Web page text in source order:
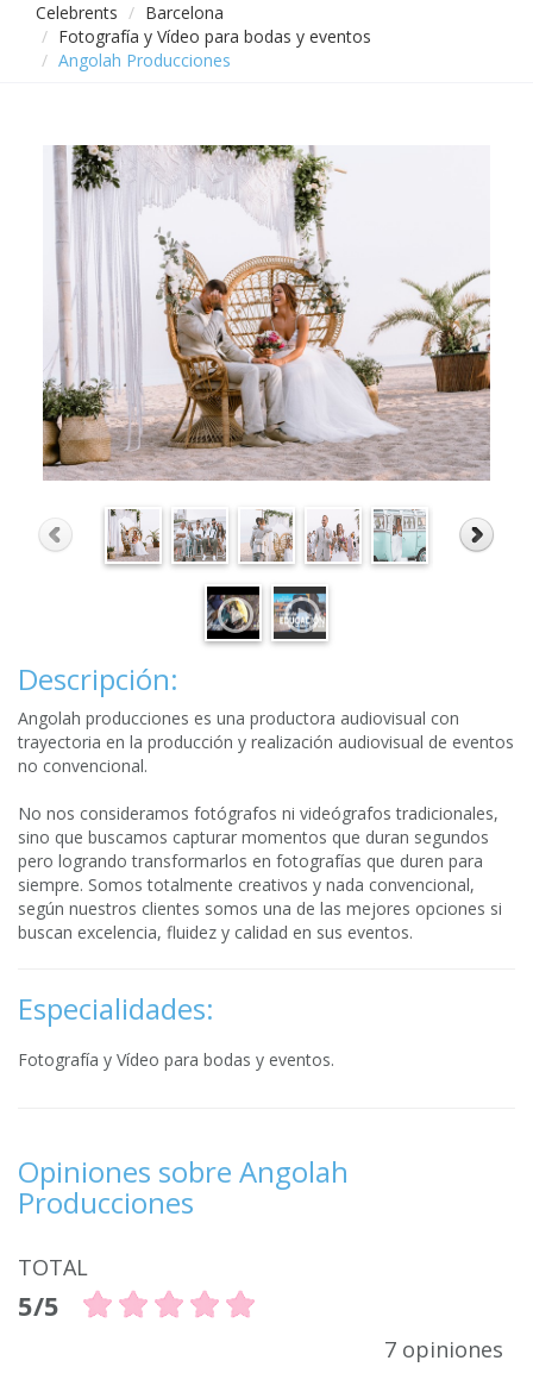
Celebrents
Barcelona
Fotografía y Vídeo para bodas y eventos
Angolah Producciones
Descripción:
Angolah producciones es una productora audiovisual con
trayectoria en la producción y realización audiovisual de eventos
no convencional.
No nos consideramos fotógrafos ni videógrafos tradicionales,
sino que buscamos capturar momentos que duran segundos
pero logrando transformarlos en fotografías que duren para
siempre. Somos totalmente creativos y nada convencional,
según nuestros clientes somos una de las mejores opciones si
buscan excelencia, fluidez y calidad en sus eventos.
Especialidades:
Fotografía y Vídeo para bodas y eventos.
Opiniones sobre Angolah
Producciones
TOTAL
5/5
7 opiniones